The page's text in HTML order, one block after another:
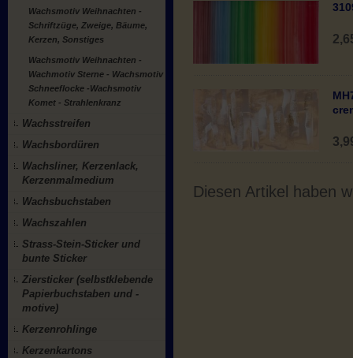
Wachsmotiv Weihnachten -
Schriftzüge, Zweige, Bäume,
Kerzen, Sonstiges
Wachsmotiv Weihnachten -
Wachmotiv Sterne - Wachsmotiv
Schneeflocke -Wachsmotiv
Komet - Strahlenkranz
Wachsstreifen
Wachsbordüren
Wachsliner, Kerzenlack,
Kerzenmalmedium
Wachsbuchstaben
Wachszahlen
Strass-Stein-Sticker und
bunte Sticker
Ziersticker (selbstklebende
Papierbuchstaben und -
motive)
Kerzenrohlinge
Kerzenkartons
Diesen Artikel haben